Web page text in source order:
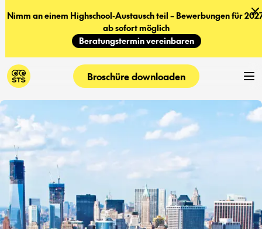
Nimm an einem Highschool-Austausch teil – Bewerbungen für
ab sofort möglich
Beratungstermin vereinbaren
Broschüre downloaden